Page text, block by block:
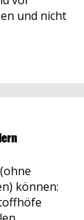
und nicht
können: